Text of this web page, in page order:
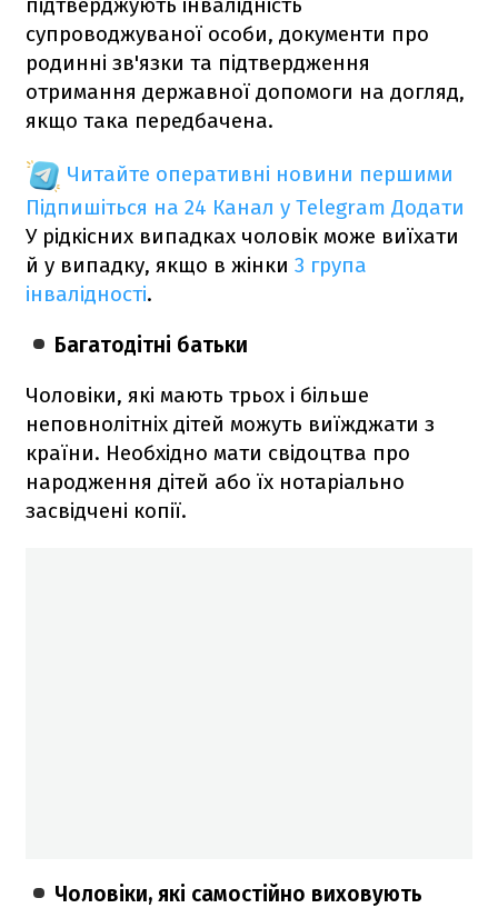
супроводжуваної особи, документи про
родинні зв'язки та підтвердження
отримання державної допомоги на догляд,
якщо така передбачена.
Читайте оперативні новини першими
Підпишіться на 24 Канал у Telegram Додати
У рідкісних випадках чоловік може виїхати
й у випадку, якщо в жінки 3 група
інвалідності.
Багатодітні батьки
Чоловіки, які мають трьох і більше
неповнолітніх дітей можуть виїжджати з
країни. Необхідно мати свідоцтва про
народження дітей або їх нотаріально
засвідчені копії.
Чоловіки, які самостійно виховують